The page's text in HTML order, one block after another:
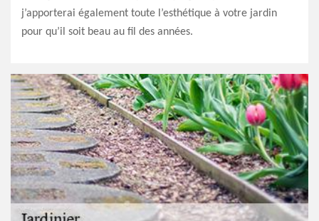
j’apporterai également toute l’esthétique à votre jardin
pour qu’il soit beau au fil des années.